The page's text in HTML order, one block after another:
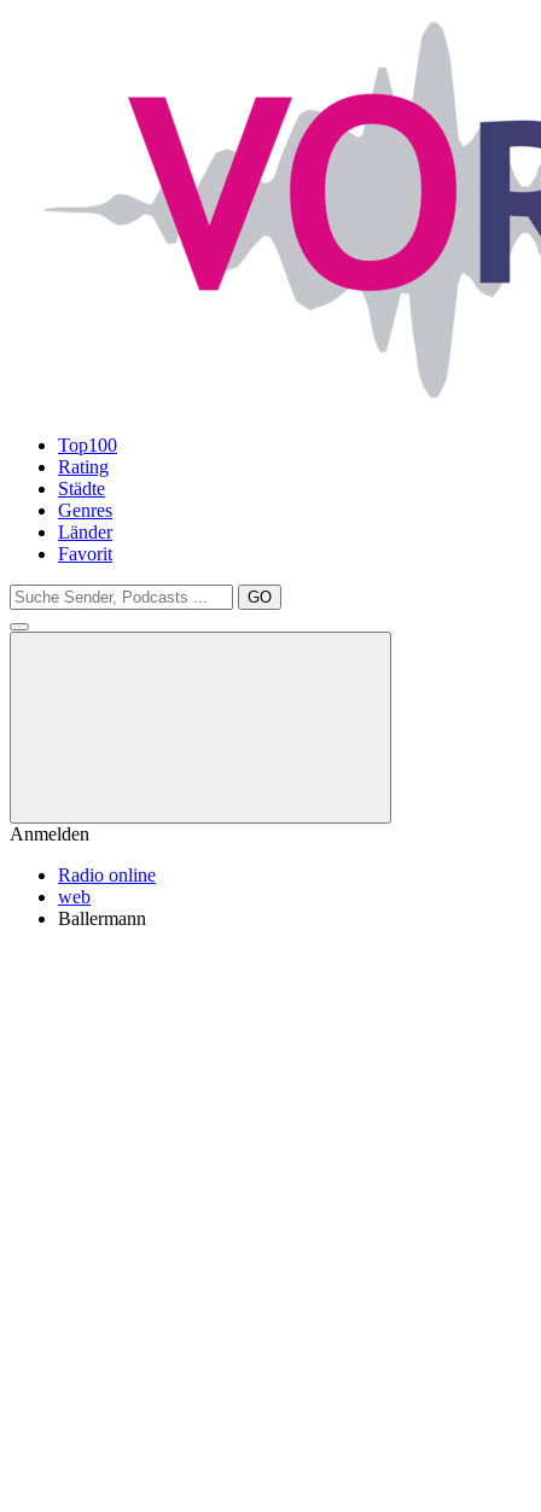
Top100
Rating
Städte
Genres
Länder
Favorit
GO
Anmelden
Radio online
web
Ballermann